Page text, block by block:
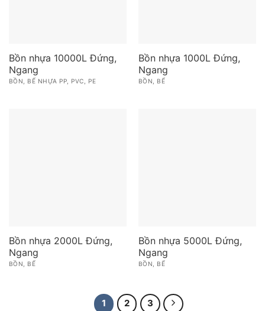
Bồn nhựa 10000L Đứng,
Ngang
BỒN, BỂ NHỰA PP, PVC, PE
Bồn nhựa 1000L Đứng,
Ngang
BỒN, BỂ
Bồn nhựa 2000L Đứng,
Ngang
BỒN, BỂ
Bồn nhựa 5000L Đứng,
Ngang
BỒN, BỂ
1 2 3